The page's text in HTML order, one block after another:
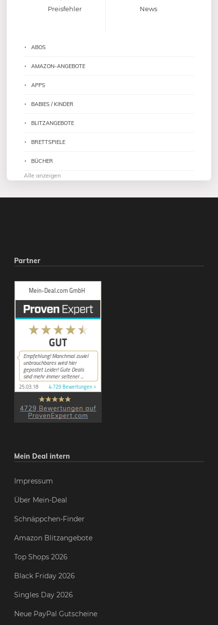
Preisfehler News
ABOS
AMAZON-ANGEBOTE
APPS
BABIES / KINDER
BLITZANGEBOTE
BRETTSPIELE
BÜCHER
Alle anzeigen
Partner
Mein Deal intern
Impressum
Über Mein-Deal
Schnäppchen-Finder
Amazon Blitzangebote
Top Shops 2026
Black Friday 2026
Singles Day 2026
Neue PayPal Gutscheine